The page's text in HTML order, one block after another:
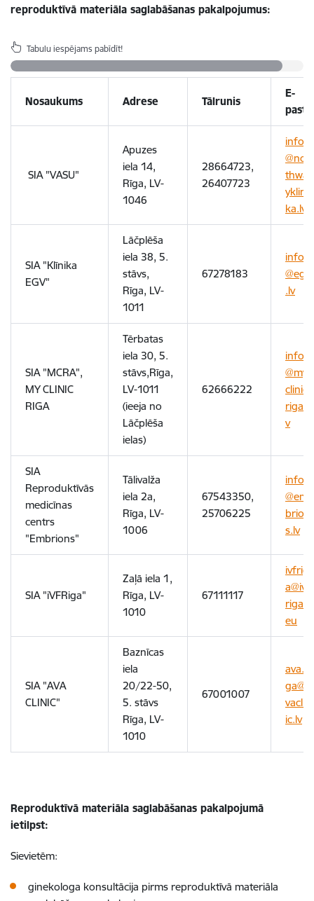
reproduktīvā materiāla saglabāšanas pakalpojumus:
Tabulu iespējams pabīdīt!
Nosaukums Adrese Tālrunis
E-
pasts
SIA "VASU"
Apuzes
iela 14,
Rīga, LV-
1046
28664723,
26407723
info
@nor
thwa
yklini
ka.lv
SIA "Klīnika
EGV"
Lāčplēša
iela 38, 5.
stāvs,
Rīga, LV-
1011
67278183
info
@egv
.lv
SIA "MCRA",
MY CLINIC
RIGA
Tērbatas
iela 30, 5.
stāvs,Rīga,
LV-1011
(ieeja no
Lāčplēša
ielas)
62666222
info
@my
clinic
riga.l
v
SIA
Reproduktīvās
medicīnas
centrs
"Embrions"
Tālivalža
iela 2a,
Rīga, LV-
1006
67543350,
25706225
info
@em
brion
s.lv
SIA "iVFRiga"
Zaļā iela 1,
Rīga, LV-
1010
67111117
ivfrig
a@ivf
riga.
eu
SIA "AVA
CLINIC"
Baznīcas
iela
20/22-50,
5. stāvs
Rīga, LV-
1010
67001007
ava.ri
ga@a
vaclin
ic.lv
Reproduktīvā materiāla saglabāšanas pakalpojumā
ietilpst:
Sievietēm:
ginekologa konsultācija pirms reproduktīvā materiāla